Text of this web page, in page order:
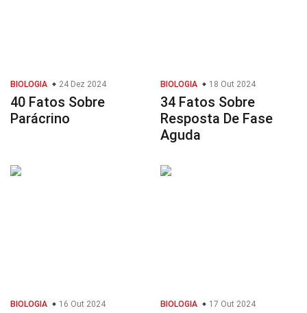
BIOLOGIA 24 Dez 2024
40 Fatos Sobre
Parácrino
BIOLOGIA 18 Out 2024
34 Fatos Sobre
Resposta De Fase
Aguda
BIOLOGIA 16 Out 2024 BIOLOGIA 17 Out 2024